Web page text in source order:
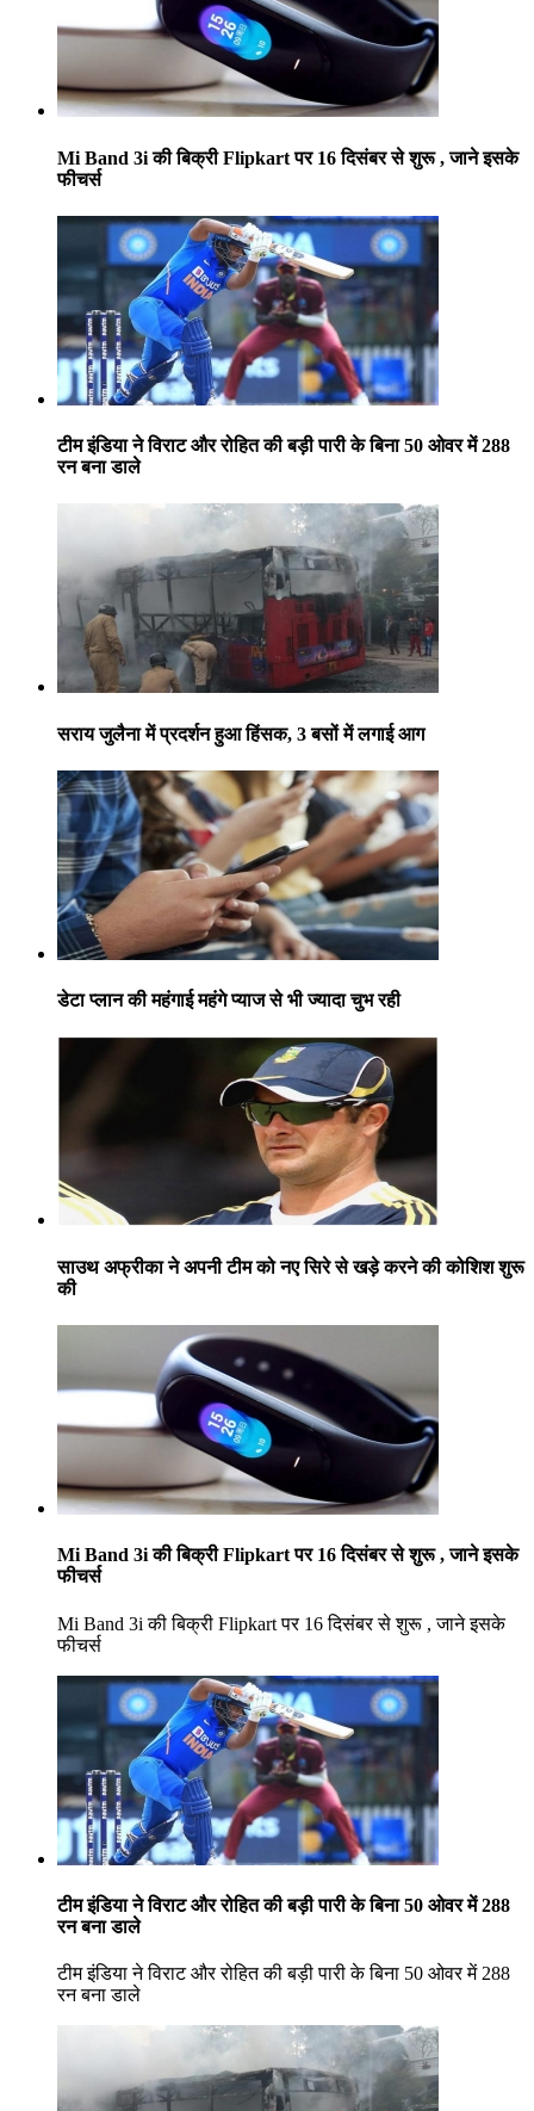
Mi Band 3i की बिक्री Flipkart पर 16 दिसंबर से शुरू , जाने इसके
फीचर्स
टीम इंडिया ने विराट और रोहित की बड़ी पारी के बिना 50 ओवर में 288
रन बना डाले
सराय जुलैना में प्रदर्शन हुआ हिंसक, 3 बसों में लगाई आग
डेटा प्लान की महंगाई महंगे प्याज से भी ज्यादा चुभ रही
साउथ अफ्रीका ने अपनी टीम को नए सिरे से खड़े करने की कोशिश शुरू
की
Mi Band 3i की बिक्री Flipkart पर 16 दिसंबर से शुरू , जाने इसके
फीचर्स
Mi Band 3i की बिक्री Flipkart पर 16 दिसंबर से शुरू , जाने इसके
फीचर्स
टीम इंडिया ने विराट और रोहित की बड़ी पारी के बिना 50 ओवर में 288
रन बना डाले
टीम इंडिया ने विराट और रोहित की बड़ी पारी के बिना 50 ओवर में 288
रन बना डाले